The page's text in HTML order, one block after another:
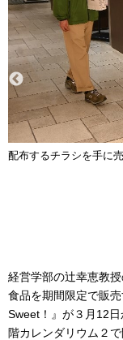
配布するチラシを手に
経営学部の辻幸恵教
食品を期間限定で販
Sweet！』が３月12
階カレンダリウム２で